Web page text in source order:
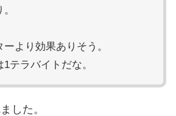
ーより効果ありそう。
テラバイトだな。
した。